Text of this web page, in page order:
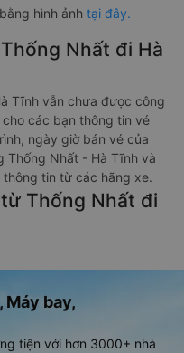
hình ảnh tại đây.
Nhất đi Hà
Tĩnh vẫn chưa được công
các bạn thông tin vé
ngày giờ bán vé của
Thống Nhất - Hà Tĩnh và
tin từ các hãng xe.
Thống Nhất đi
Máy bay,
tiện với hơn 3000+ nhà